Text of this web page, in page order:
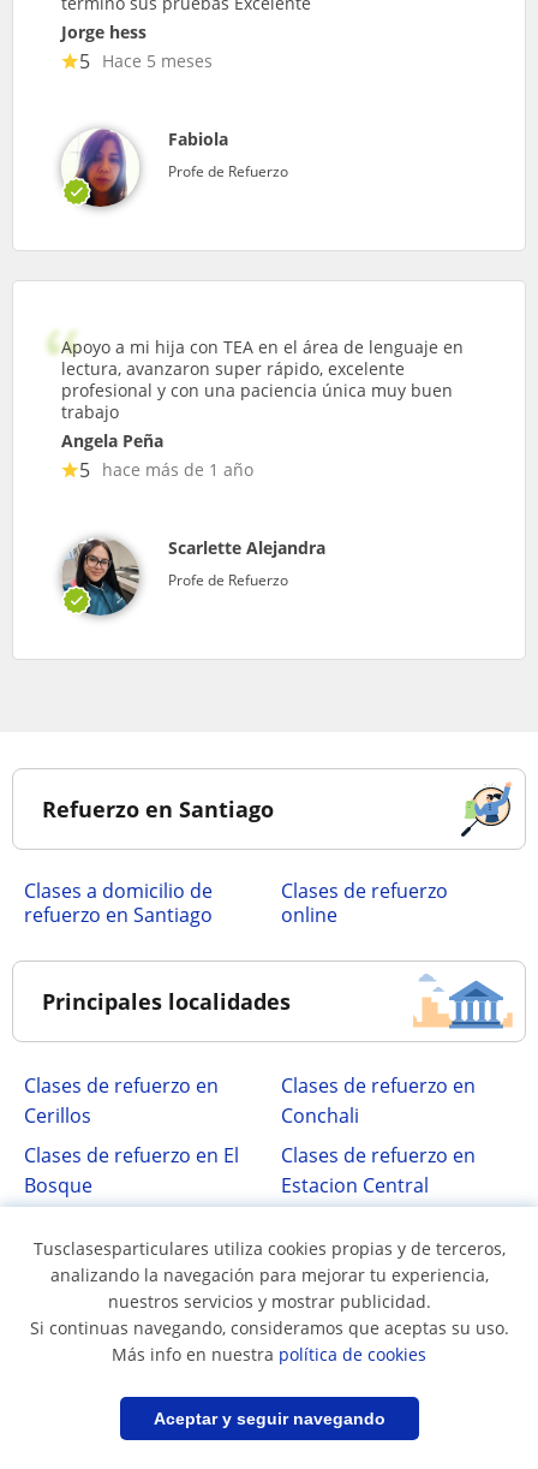
Guardar búsqueda
Jorge hess
5 Hace 5 meses
Fabiola
Profe de Refuerzo
Apoyo a mi hija con TEA en el área de lenguaje en
lectura, avanzaron super rápido, excelente
profesional y con una paciencia única muy buen
trabajo
Angela Peña
5 hace más de 1 año
Scarlette Alejandra
Profe de Refuerzo
Refuerzo en Santiago
Clases a domicilio de
refuerzo en Santiago
Clases de refuerzo
online
Principales localidades
Clases de refuerzo en
Cerillos
Clases de refuerzo en
Conchali
Clases de refuerzo en El
Bosque
Clases de refuerzo en
Estacion Central
Huechuraba
Independencia
Clases de refuerzo en
La Cisterna
Clases de refuerzo en
La Florida
Clases de refuerzo en
Clases de refuerzo en
La Pintana
Clases de refuerzo en
Clases de refuerzo en
Tusclasesparticulares utiliza cookies propias y de terceros,
analizando la navegación para mejorar tu experiencia,
nuestros servicios y mostrar publicidad.
Si continuas navegando, consideramos que aceptas su uso.
Más info en nuestra política de cookies
Aceptar y seguir navegando